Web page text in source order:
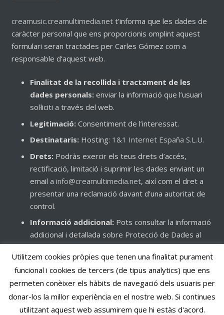
creamusic.creamultimedia.nett’informa que les dades de
caràcter personal que ens proporcionis omplint aquest
formulari seran tractades per Carles Gómez com a
responsable d’aquest web.
Finalitat de la recollida i tractament de les
dades personals: enviar la informació que l’usuari
sol·liciti a través del web.
Legitimació: Consentiment de l’interessat.
Destinataris: Hosting: 1&1 Internet España S.L.U.
Drets: Podràs exercir els teus drets d’accés,
rectificació, limitació i suprimir les dades enviant un
email a info@creamultimedia.net, així com el dret a
presentar una reclamació davant d’una autoritat de
control.
Informació addicional: Pots consultar la informació
addicional i detallada sobre Protecció de Dades al
nostre webcreamusic.creamultimedia.net, així com
consultar la nostraPolítica de Privacitat.
Avís Legal|Política de Privacitat|Política de Cookies
Utilitzem cookies pròpies que tenen una finalitat purament
funcional i cookies de tercers (de tipus analytics) que ens
permeten conèixer els hàbits de navegació dels usuaris per
donar-los la millor experiència en el nostre web. Si continues
utilitzant aquest web assumirem que hi estàs d'acord.